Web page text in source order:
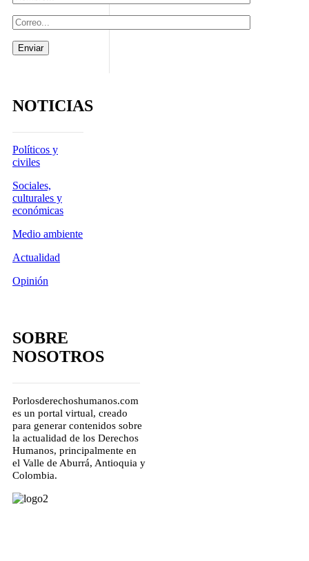
NOTICIAS
Políticos y
civiles
Sociales,
culturales y
económicas
Medio ambiente
Actualidad
Opinión
SOBRE
NOSOTROS
Porlosderechoshumanos.com
es un portal virtual, creado
para generar contenidos sobre
la actualidad de los Derechos
Humanos, principalmente en
el Valle de Aburrá, Antioquia y
Colombia.